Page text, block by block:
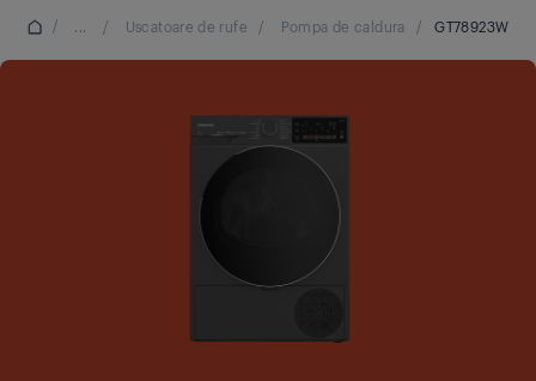
/ ... / Uscatoare de rufe / Pompa de caldura / GT78923W